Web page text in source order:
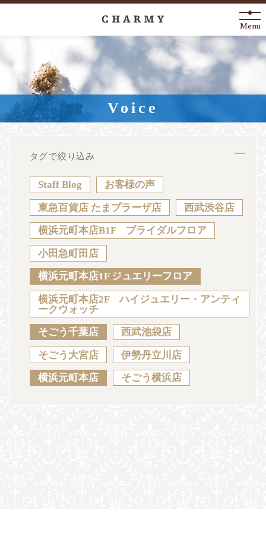
New Arrival
About
Engagement Ring
Anniversary
News Blog
Sustainability Voice Catalog
JA EN CH KO
Menu
Voice
タグで絞り込み
Staff Blog お客様の声
東急百貨店 たまプラーザ店 西武渋谷店
横浜元町本店B1F ブライダルフロア
小田急町田店
横浜元町本店1F ジュエリーフロア
横浜元町本店2F ハイジュエリー・アンティ
ークウォッチ
そごう千葉店 西武池袋店
そごう大宮店 伊勢丹立川店
横浜元町本店 そごう横浜店